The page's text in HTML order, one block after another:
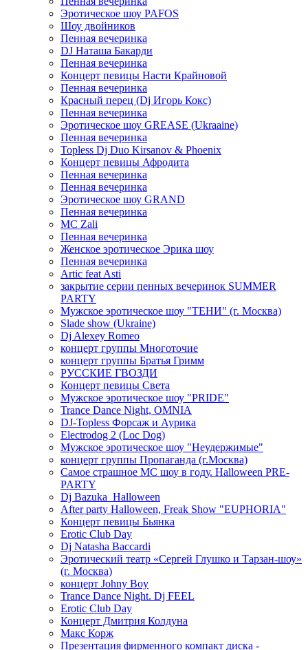
Эротическое шоу PAFOS
Шоу двойников
Пенная вечеринка
DJ Наташа Бакарди
Пенная вечеринка
Концерт певицы Насти Крайновой
Пенная вечеринка
Красный перец (Dj Игорь Кокс)
Пенная вечеринка
Эротическое шоу GREASE (Ukraaine)
Пенная вечеринка
Topless Dj Duo Kirsanov & Phoenix
Концерт певицы Афродита
Пенная вечеринка
Пенная вечеринка
Эротическое шоу GRAND
Пенная вечеринка
MC Zali
Пенная вечеринка
Женское эротическое Эрика шоу
Пенная вечеринка
Artic feat Asti
закрытие серии пенных вечеринок SUMMER
PARTY
Мужское эротическое шоу "ТЕНИ" (г. Москва)
Slade show (Ukraine)
Dj Alexey Romeo
концерт группы Многоточие
концерт группы Братья Гримм
РУССКИЕ ГВОЗДИ
Концерт певицы Света
Мужское эротическое шоу "PRIDE"
Trance Dance Night, OMNIA
DJ-Topless Форсаж и Аурика
Electrodog 2 (Loc Dog)
Мужское эротическое шоу "Неудержимые"
концерт группы Пропаганда (г.Москва)
Самое страшное МС шоу в году. Halloween PRE-
PARTY
Dj Bazuka_Halloween
After party Halloween, Freak Show "EUPHORIA"
Концерт певицы Бьянка
Erotic Club Day
Dj Natasha Baccardi
Эротический театр «Сергей Глушко и Тарзан-шоу»
(г. Москва)
концерт Johny Boy
Trance Dance Night. Dj FEEL
Erotic Club Day
Концерт Дмитрия Колдуна
Макс Корж
Презентация фирменного компакт диска -